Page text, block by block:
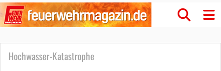
Hochwasser-Katastrophe